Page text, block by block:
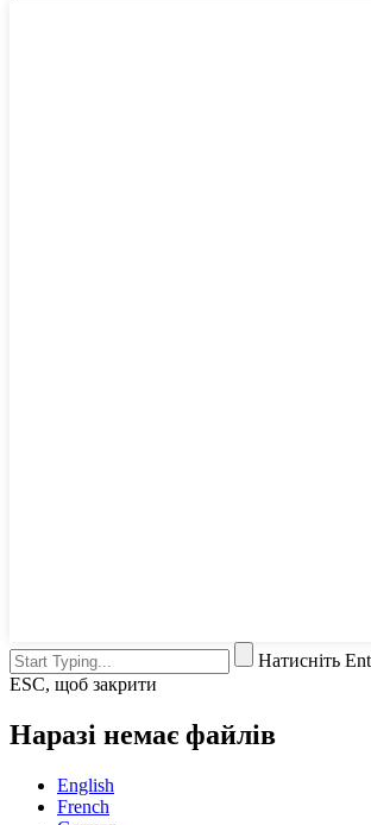
Натисніть
ESC, щоб закрити
Наразі немає файлів
English
French